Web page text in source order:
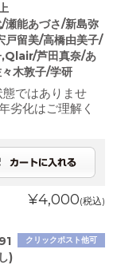
瀬能あづさ/新島弥
戸留美/高橋由美子/
,Qlair/芦田真奈/あ
木敦子/学研
ではありませ
劣化はご理解く
¥4,000(税込)
クリックポスト他可
)